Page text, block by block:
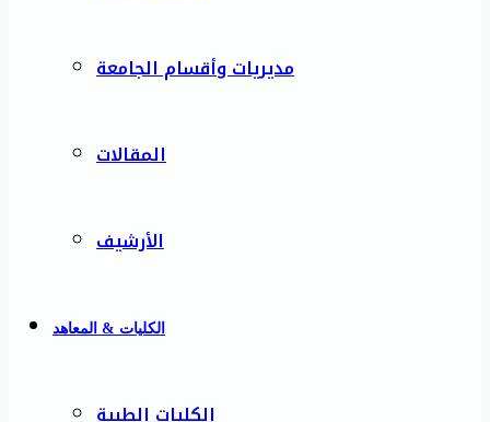
مديريات وأقسام الجامعة
المقالات
الأرشيف
الكليات & المعاهد
الكليات الطبية